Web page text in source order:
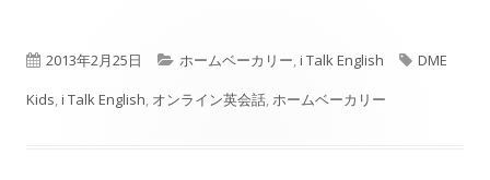
ド
ン
ィ
公
開
2013年2月25日
カ
テ
ホームベーカリー,i Talk English
タ
DME
Kids,i Talk English, オンライン英会話,ホームベーカリー